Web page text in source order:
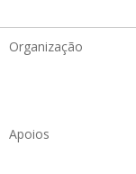
Organização
Apoios